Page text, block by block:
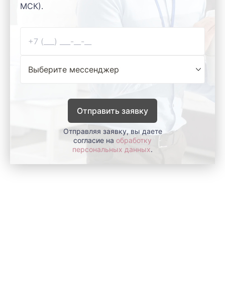
МСК).
Отправить заявку
Отправляя заявку, вы даете
согласие на обработку
персональных данных.